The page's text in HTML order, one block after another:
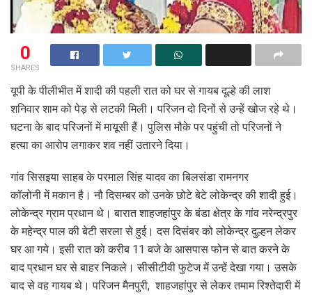
0
SHARES
यूपी के पीलीभीत में शादी की पहली रात को घर से गायब दूल्हे की लाश
शनिवार शाम को पेड़ से लटकी मिली। परिजन दो दिनों से उन्हें खोज रहे थे।
घटना के बाद परिजनों में मायूसी हैं। पुलिस मौके पर पहुंची तो परिजनों ने
हत्या का आरोप लगाकर शव नहीं उतारने दिया।
गांव सिसइया साहब के परमाल सिंह यादव का बिलसंडा रामनगर
कॉलोनी में मकान है। नौ दिसम्बर को उनके छोटे बेटे लोकेन्द्र की शादी हुई।
लोकेन्द्र ग्राम प्रधान थे। बारात शाहजहांपुर के बंडा क्षेत्र के गांव नरेन्द्रपुर
के महेन्द्र पाल की बेटी सरला से हुई। दस दिसंबर को लोकेन्द्र दुल्हन लेकर
घर आ गये। इसी रात को करीब 11 बजे के आसपास फोन से बात करने के
बाद प्रधान घर से बाहर निकले। सीसीटीवी फुटेज में उन्हें देखा गया। उसके
बाद से वह गायब थे। परिजन मैनपुरी, शाहजहांपुर से लेकर तमाम रिश्तेदारी में